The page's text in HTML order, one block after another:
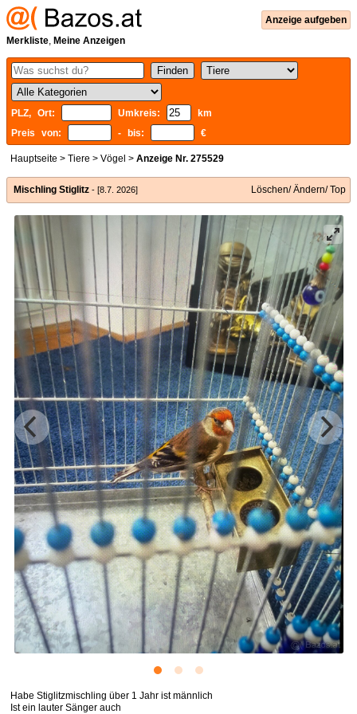
Anzeige aufgeben
Merkliste, Meine Anzeigen
PLZ, Ort: Umkreis:
km
Preis von:
- bis: €
Hauptseite > Tiere > Vögel > Anzeige Nr. 275529
Mischling Stiglitz - [8.7. 2026] Löschen/ Ändern/ Top
Habe Stiglitzmischling über 1 Jahr ist männlich
Ist ein lauter Sänger auch